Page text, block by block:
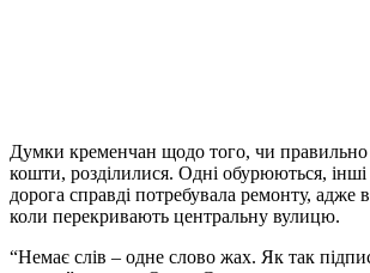
Думки кременчан щодо того, чи правильно
кошти, розділилися. Одні обурюються,
дорога справді потребувала ремонту, адже
коли перекривають центральну вулицю.
“Немає слів – одне слово жах. Як так